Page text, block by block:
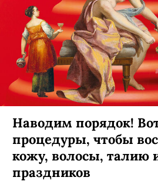
Наводим порядок!
процедуры, чтобы
кожу, волосы, талию
праздников